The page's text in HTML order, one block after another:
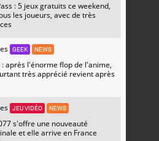
: 5 jeux gratuits ce weekend,
les joueurs, avec de très
GEEK NEWS
: après l'énorme flop de l'anime,
très apprécié revient après
JEU VIDÉO NEWS
s'offre une nouveauté
et elle arrive en France